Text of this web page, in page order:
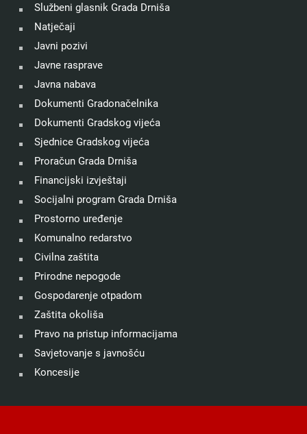
Službeni glasnik Grada Drniša
Natječaji
Javni pozivi
Javne rasprave
Javna nabava
Dokumenti Gradonačelnika
Dokumenti Gradskog vijeća
Sjednice Gradskog vijeća
Proračun Grada Drniša
Financijski izvještaji
Socijalni program Grada Drniša
Prostorno uređenje
Komunalno redarstvo
Civilna zaštita
Prirodne nepogode
Gospodarenje otpadom
Zaštita okoliša
Pravo na pristup informacijama
Savjetovanje s javnošću
Koncesije